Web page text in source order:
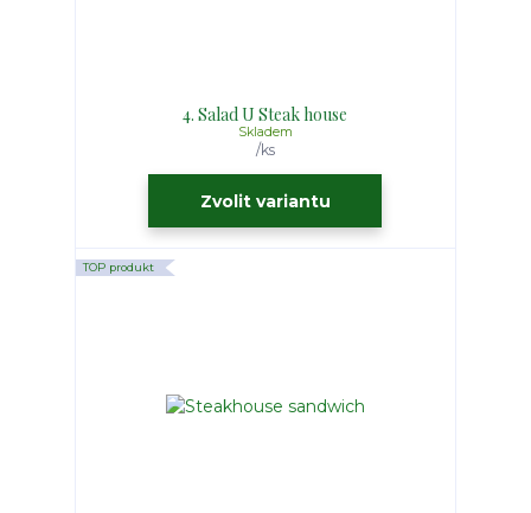
4. Salad U Steak house
/ks
Skladem
Zvolit variantu
TOP produkt